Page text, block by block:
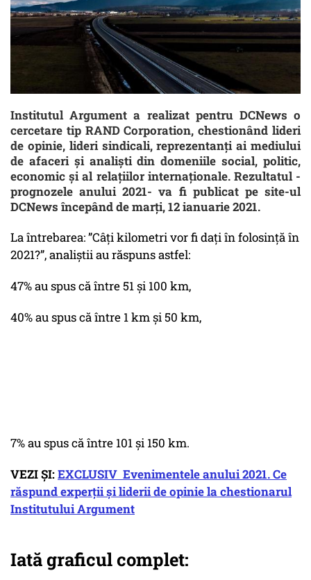
Institutul Argument a realizat pentru DCNews o
cercetare tip RAND Corporation, chestionând lideri
de opinie, lideri sindicali, reprezentanți ai mediului
de afaceri și analiști din domeniile social, politic,
economic și al relațiilor internaționale. Rezultatul -
prognozele anului 2021- va fi publicat pe site-ul
DCNews începând de marți, 12 ianuarie 2021.
La întrebarea: ”Câți kilometri vor fi dați în folosință în
2021?”, analiștii au răspuns astfel:
47% au spus că între 51 și 100 km,
40% au spus că între 1 km și 50 km,
7% au spus că între 101 și 150 km.
VEZI ȘI:EXCLUSIV Evenimentele anului 2021. Ce
răspund experții și liderii de opinie la chestionarul
Institutului Argument
Iată graficul complet: